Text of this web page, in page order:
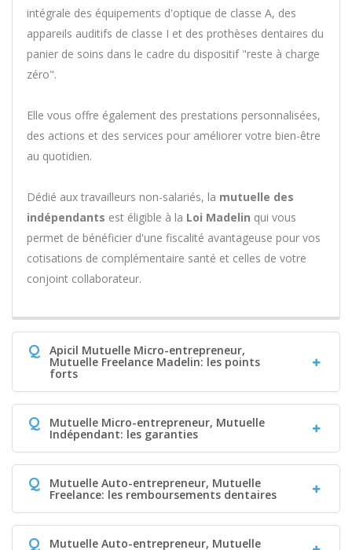
intégrale des équipements d'optique de classe A, des
appareils auditifs de classe I et des prothèses dentaires du
panier de soins dans le cadre du dispositif "reste à charge
zéro".
Elle vous offre également des prestations personnalisées,
des actions et des services pour améliorer votre bien-être
au quotidien.
Dédié aux travailleurs non-salariés, la mutuelle des
indépendants est éligible à la Loi Madelin qui vous
permet de bénéficier d'une fiscalité avantageuse pour vos
cotisations de complémentaire santé et celles de votre
conjoint collaborateur.
Q Apicil Mutuelle Micro-entrepreneur,
Mutuelle Freelance Madelin: les points
forts
Q Mutuelle Micro-entrepreneur, Mutuelle
Indépendant: les garanties
Q Mutuelle Auto-entrepreneur, Mutuelle
Freelance: les remboursements dentaires
Q Mutuelle Auto-entrepreneur, Mutuelle